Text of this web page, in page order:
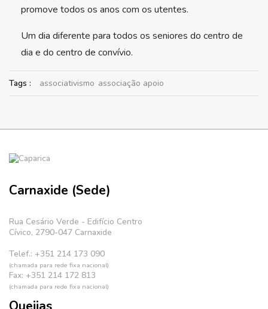
promove todos os anos com os utentes.
Um dia diferente para todos os seniores do centro de
dia e do centro de convívio.
Tags : associativismo associação apoio
Carnaxide (Sede)
Rua Cesário Verde - Edifício Centro
Cívico, 2790-047 Carnaxide
Telef.: +351 214 173 090
(chamada para rede fixa nacional)
Fax: +351 214 172 813
(chamada para rede fixa nacional)